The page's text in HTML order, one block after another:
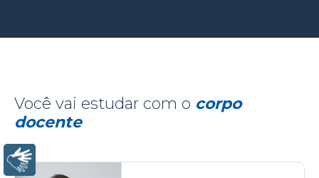
Você vai estudar com o corpo
docente
Libras